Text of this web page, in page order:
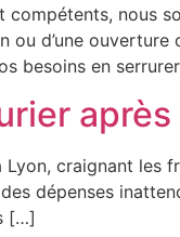
nous
ou d’une
besoins en
après
craignant les
dépenses
[…]